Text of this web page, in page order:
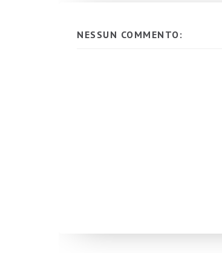
NESSUN COMMENTO: